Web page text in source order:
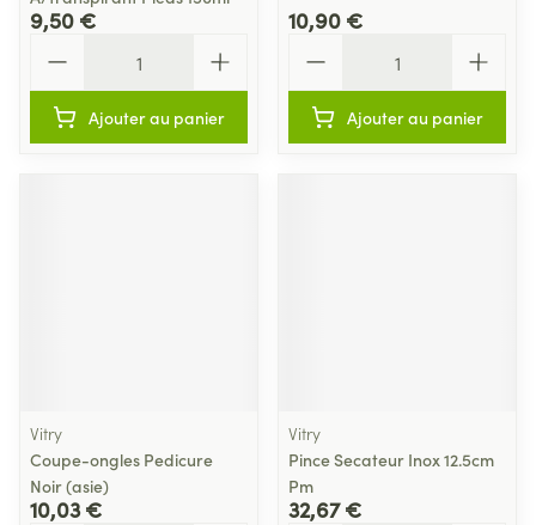
9,50 €
Ajouter au panier
10,90 €
Ajouter au panier
Vitry
Coupe-ongles Pedicure
Noir (asie)
10,03 €
Vitry
Pince Secateur Inox 12.5cm
Pm
32,67 €